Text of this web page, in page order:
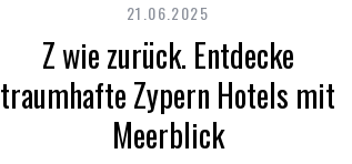
21.06.2025
Z wie zurück. Entdecke
traumhafte Zypern Hotels mit
Meerblick